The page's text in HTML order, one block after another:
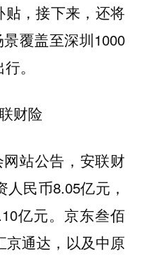
贴，接下来，还将
覆盖至深圳1000
。
财险
站公告，安联财
民币8.05亿元，
亿元。京东叁佰
京通达，以及中原